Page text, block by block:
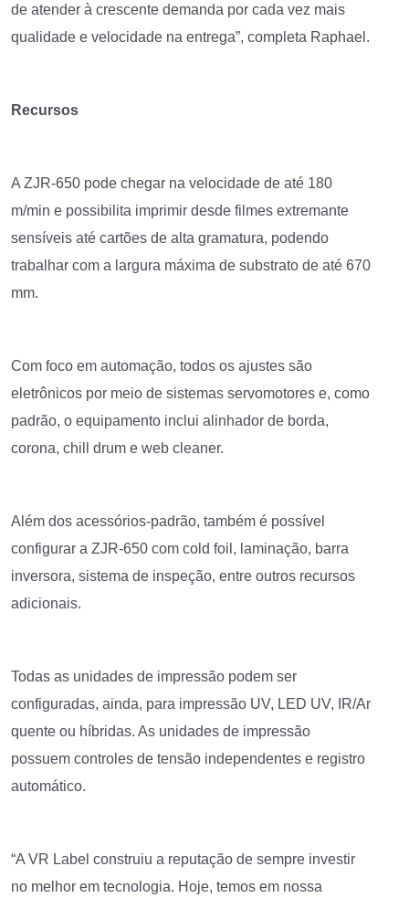
de atender à crescente demanda por cada vez mais
qualidade e velocidade na entrega”, completa Raphael.
Recursos
A ZJR-650 pode chegar na velocidade de até 180
m/min e possibilita imprimir desde filmes extremante
sensíveis até cartões de alta gramatura, podendo
trabalhar com a largura máxima de substrato de até 670
mm.
Com foco em automação, todos os ajustes são
eletrônicos por meio de sistemas servomotores e, como
padrão, o equipamento inclui alinhador de borda,
corona, chill drum e web cleaner.
Além dos acessórios-padrão, também é possível
configurar a ZJR-650 com cold foil, laminação, barra
inversora, sistema de inspeção, entre outros recursos
adicionais.
Todas as unidades de impressão podem ser
configuradas, ainda, para impressão UV, LED UV, IR/Ar
quente ou híbridas. As unidades de impressão
possuem controles de tensão independentes e registro
automático.
“A VR Label construiu a reputação de sempre investir
no melhor em tecnologia. Hoje, temos em nossa